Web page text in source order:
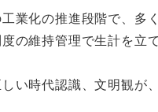
業化の推進段階で、多
の維持管理で生計を立
い時代認識、文明観が